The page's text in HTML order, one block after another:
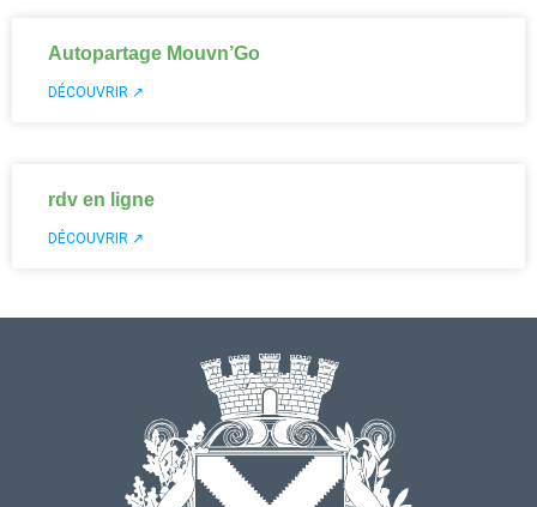
Autopartage Mouvn’Go
DÉCOUVRIR ↗
rdv en ligne
DÉCOUVRIR ↗